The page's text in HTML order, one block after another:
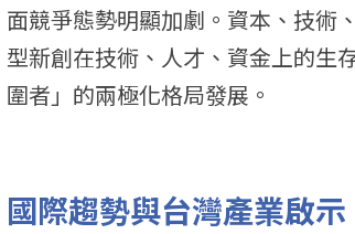
面競爭態勢明顯加劇。資本、技術
型新創在技術、人才、資金上的生
圍者」的兩極化格局發展。
國際趨勢與台灣產業啟示